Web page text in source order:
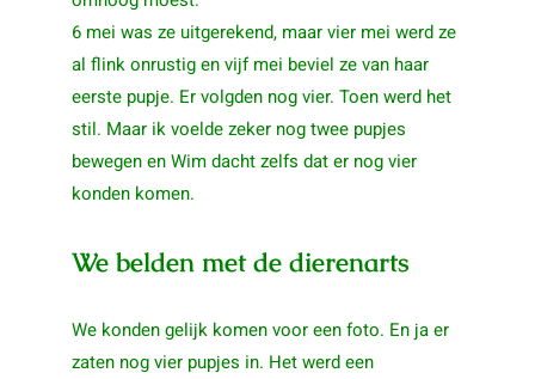
6 mei was ze uitgerekend, maar vier mei werd ze
al flink onrustig en vijf mei beviel ze van haar
eerste pupje. Er volgden nog vier. Toen werd het
stil. Maar ik voelde zeker nog twee pupjes
bewegen en Wim dacht zelfs dat er nog vier
konden komen.
We belden met de dierenarts
We konden gelijk komen voor een foto. En ja er
zaten nog vier pupjes in. Het werd een